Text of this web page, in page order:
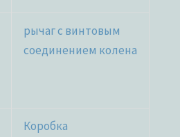
рычаг с винтовым
соединением колена
Коробка